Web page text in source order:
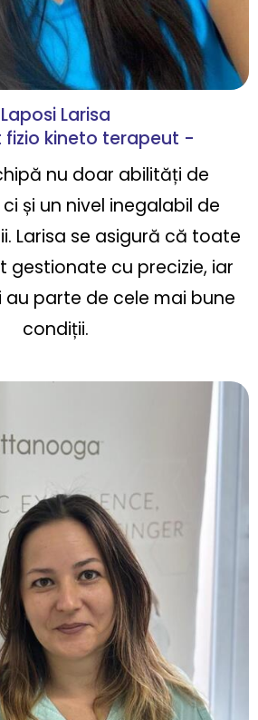
Laposi Larisa
fizio kineto terapeut -
nu doar abilități de
și un nivel inegalabil de
Larisa se asigură că toate
gestionate cu precizie, iar
parte de cele mai bune
condiții.